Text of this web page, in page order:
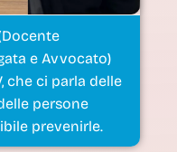
e Avvocato)
che ci parla delle
persone
prevenirle.